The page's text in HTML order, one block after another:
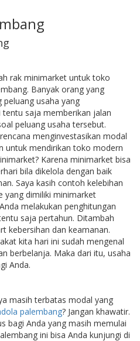
rak minimarket untuk toko
Banyak orang yang
usaha yang
saja memberikan jalan
peluang usaha tersebut.
menginvestasikan modal
untuk mendirikan toko modern
Karena minimarket bisa
bila dikelola dengan baik
Saya kasih contoh kelebihan
yang dimiliki minimarket
melakukan penghitungan
saja pertahun. Ditambah
kebersihan dan keamanan.
kita hari ini sudah mengenal
berbelanja. Maka dari itu, usaha
Anda.
masih terbatas modal yang
palembang? Jangan khawatir.
bagi Anda yang masih memulai
ini bisa Anda kunjungi di